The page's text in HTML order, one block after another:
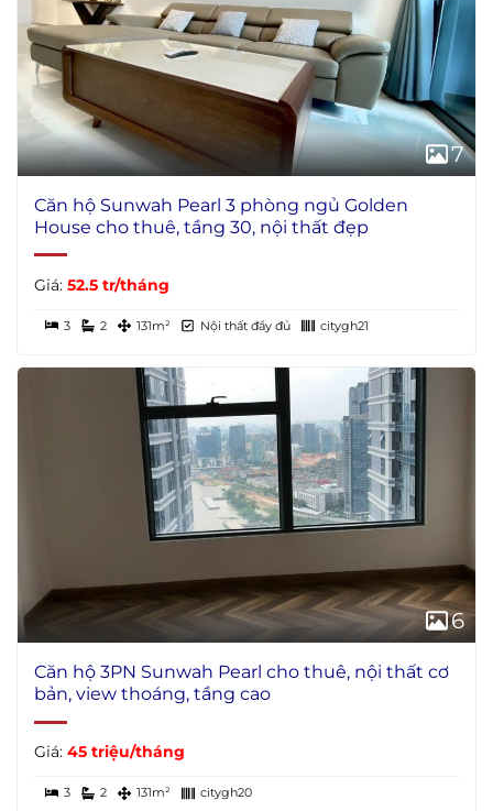
7
Căn hộ Sunwah Pearl 3 phòng ngủ Golden
House cho thuê, tầng 30, nội thất đẹp
Giá: 52.5 tr/tháng
3 2 131m² Nội thất đầy đủ citygh21
6
Căn hộ 3PN Sunwah Pearl cho thuê, nội thất cơ
bản, view thoáng, tầng cao
Giá: 45 triệu/tháng
3 2 131m² citygh20